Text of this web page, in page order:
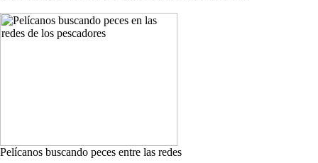
Pelícanos buscando peces entre las redes